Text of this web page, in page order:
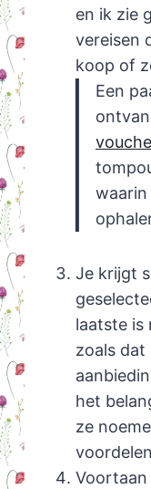
en ik zie
vereisen
koop of
Een
waarin
Je krijgt
laatste is
zoals dat
het
ze
Voortaan